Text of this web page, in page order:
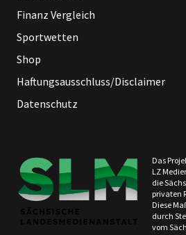
Finanz Vergleich
Sportwetten
Shop
Haftungsausschluss/Disclaimer
Datenschutz
Das
LZ
die
privaten
Diese
durch
vom